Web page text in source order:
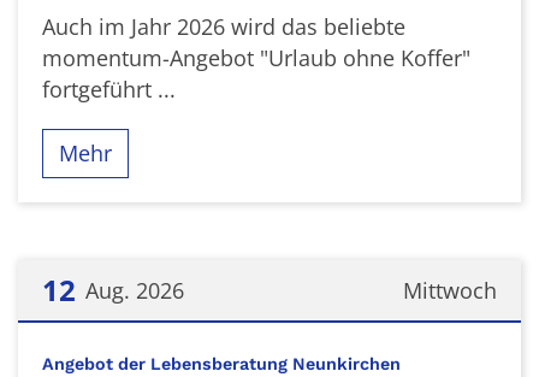
Auch im Jahr 2026 wird das beliebte
momentum-Angebot "Urlaub ohne Koffer"
fortgeführt ...
Mehr
Mittwoch
12 Aug. 2026
Angebot der Lebensberatung Neunkirchen